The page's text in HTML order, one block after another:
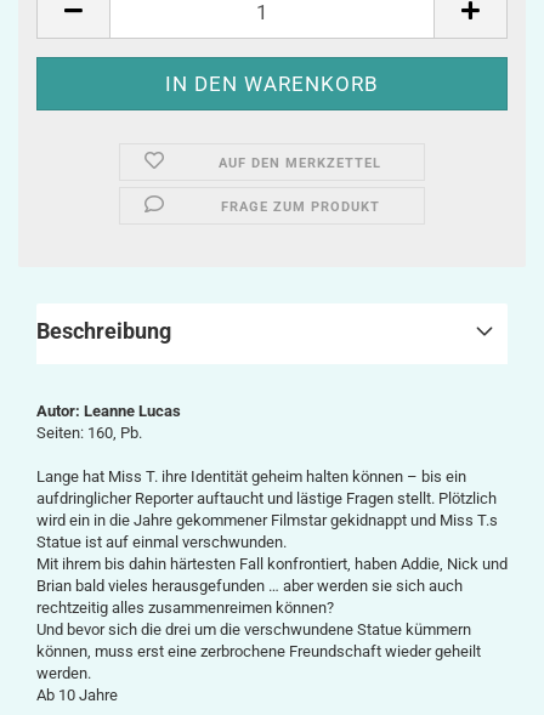
AUF DEN MERKZETTEL
FRAGE ZUM PRODUKT
Beschreibung
Autor: Leanne Lucas
Seiten: 160, Pb.
Lange hat Miss T. ihre Identität geheim halten können – bis ein
aufdringlicher Reporter auftaucht und lästige Fragen stellt. Plötzlich
wird ein in die Jahre gekommener Filmstar gekidnappt und Miss T.s
Statue ist auf einmal verschwunden.
Mit ihrem bis dahin härtesten Fall konfrontiert, haben Addie, Nick und
Brian bald vieles herausgefunden … aber werden sie sich auch
rechtzeitig alles zusammenreimen können?
Und bevor sich die drei um die verschwundene Statue kümmern
können, muss erst eine zerbrochene Freundschaft wieder geheilt
werden.
Ab 10 Jahre